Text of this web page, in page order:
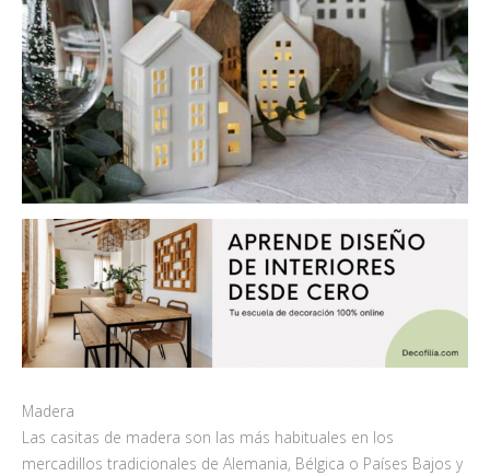
Madera
Las casitas de madera son las más habituales en los
mercadillos tradicionales de Alemania, Bélgica o Países Bajos y